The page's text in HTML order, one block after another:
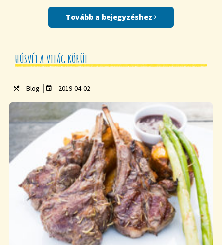
Tovább a bejegyzéshez
HÚSVÉT A VILÁG KÖRÜL
Blog | 2019-04-02